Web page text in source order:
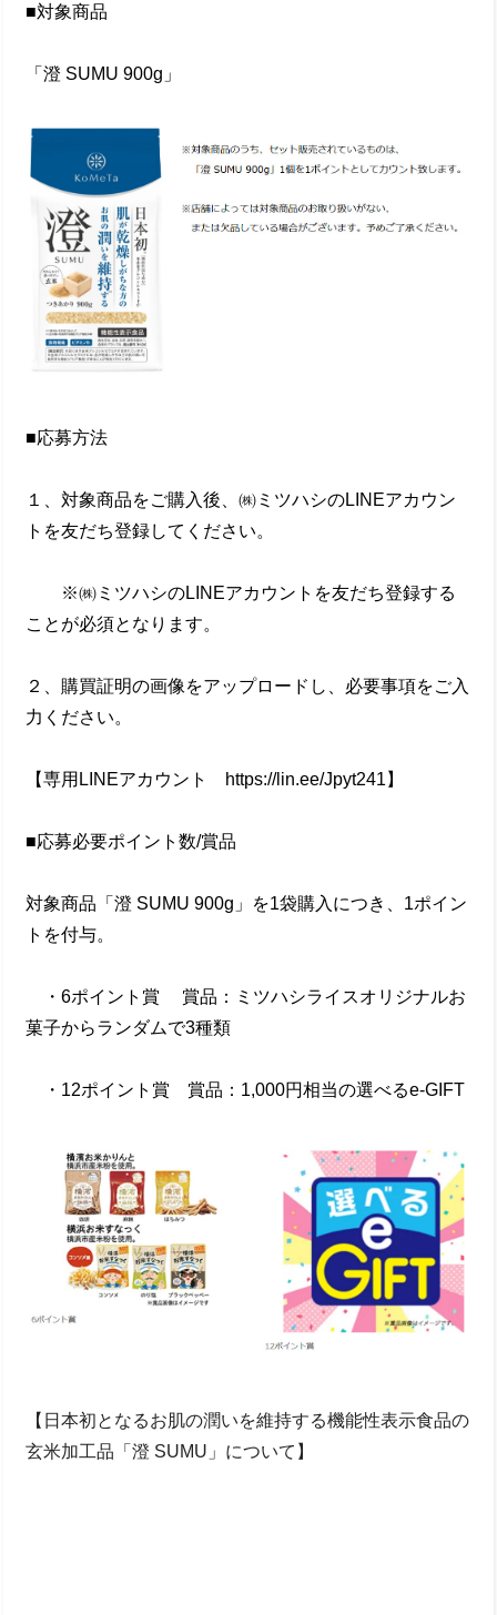
■対象商品
「澄 SUMU 900g」
■応募方法
１、対象商品をご購入後、㈱ミツハシのLINEアカウン
トを友だち登録してください。
※㈱ミツハシのLINEアカウントを友だち登録する
ことが必須となります。
２、購買証明の画像をアップロードし、必要事項をご入
力ください。
【専用LINEアカウント https://lin.ee/Jpyt241】
■応募必要ポイント数/賞品
対象商品「澄 SUMU 900g」を1袋購入につき、1ポイン
トを付与。
・6ポイント賞 賞品：ミツハシライスオリジナルお
菓子からランダムで3種類
・12ポイント賞 賞品：1,000円相当の選べるe-GIFT
【日本初となるお肌の潤いを維持する機能性表示食品の
玄米加工品「澄 SUMU」について】